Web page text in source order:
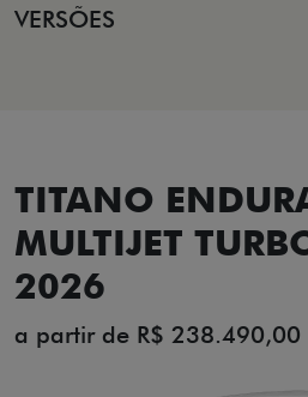
VERSÕES
TITANO
MULTIJET
2026
a partir de R$ 238.490,00